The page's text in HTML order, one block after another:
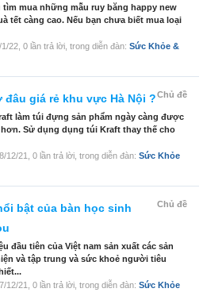
tìm mua những mẫu ruy băng happy new
tết càng cao. Nếu bạn chưa biết mua loại
1/22 , 0 lần trả lời, trong diễn đàn: Sức Khỏe &
Chủ đề
đâu giá rẻ khu vực Hà Nội ?
làm túi đựng sản phẩm ngày càng được
Sử dụng dụng túi Kraft thay thế cho
12/21 , 0 lần trả lời, trong diễn đàn: Sức Khỏe
Chủ đề
bật của bàn học sinh
đầu tiên của Việt nam sản xuất các sản
và tập trung và sức khoẻ người tiêu
12/21 , 0 lần trả lời, trong diễn đàn: Sức Khỏe